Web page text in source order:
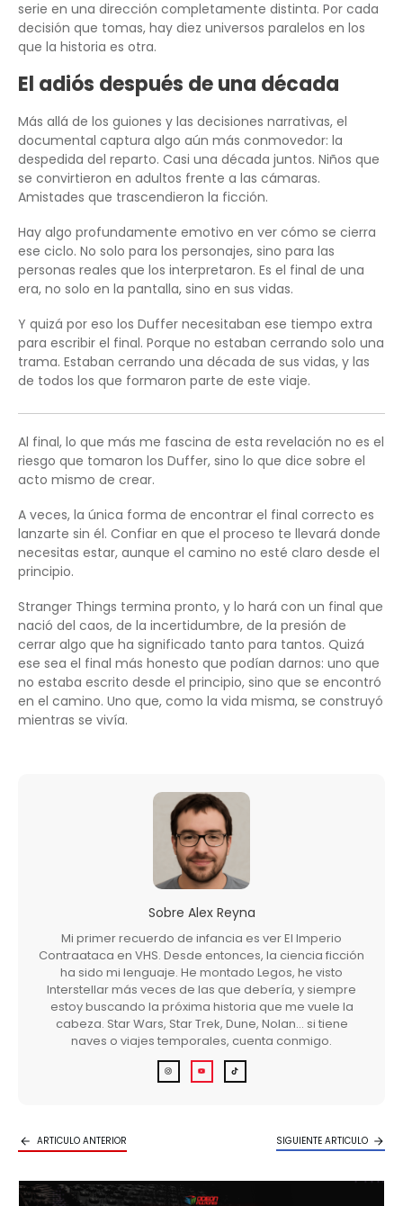
serie en una dirección completamente distinta. Por cada
decisión que tomas, hay diez universos paralelos en los
que la historia es otra.
El adiós después de una década
Más allá de los guiones y las decisiones narrativas, el
documental captura algo aún más conmovedor: la
despedida del reparto. Casi una década juntos. Niños que
se convirtieron en adultos frente a las cámaras.
Amistades que trascendieron la ficción.
Hay algo profundamente emotivo en ver cómo se cierra
ese ciclo. No solo para los personajes, sino para las
personas reales que los interpretaron. Es el final de una
era, no solo en la pantalla, sino en sus vidas.
Y quizá por eso los Duffer necesitaban ese tiempo extra
para escribir el final. Porque no estaban cerrando solo una
trama. Estaban cerrando una década de sus vidas, y las
de todos los que formaron parte de este viaje.
Al final, lo que más me fascina de esta revelación no es el
riesgo que tomaron los Duffer, sino lo que dice sobre el
acto mismo de crear.
A veces, la única forma de encontrar el final correcto es
lanzarte sin él. Confiar en que el proceso te llevará donde
necesitas estar, aunque el camino no esté claro desde el
principio.
Stranger Things termina pronto, y lo hará con un final que
nació del caos, de la incertidumbre, de la presión de
cerrar algo que ha significado tanto para tantos. Quizá
ese sea el final más honesto que podían darnos: uno que
no estaba escrito desde el principio, sino que se encontró
en el camino. Uno que, como la vida misma, se construyó
mientras se vivía.
Sobre Alex Reyna
Mi primer recuerdo de infancia es ver El Imperio
Contraataca en VHS. Desde entonces, la ciencia ficción
ha sido mi lenguaje. He montado Legos, he visto
Interstellar más veces de las que debería, y siempre
estoy buscando la próxima historia que me vuele la
cabeza. Star Wars, Star Trek, Dune, Nolan… si tiene
naves o viajes temporales, cuenta conmigo.
ARTICULO ANTERIOR SIGUIENTE ARTICULO